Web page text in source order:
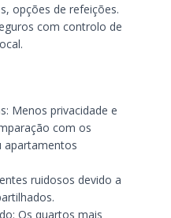
opções de refeições.
com controlo de
Menos privacidade e
com os
apartamentos
ruidosos devido a
Os quartos mais